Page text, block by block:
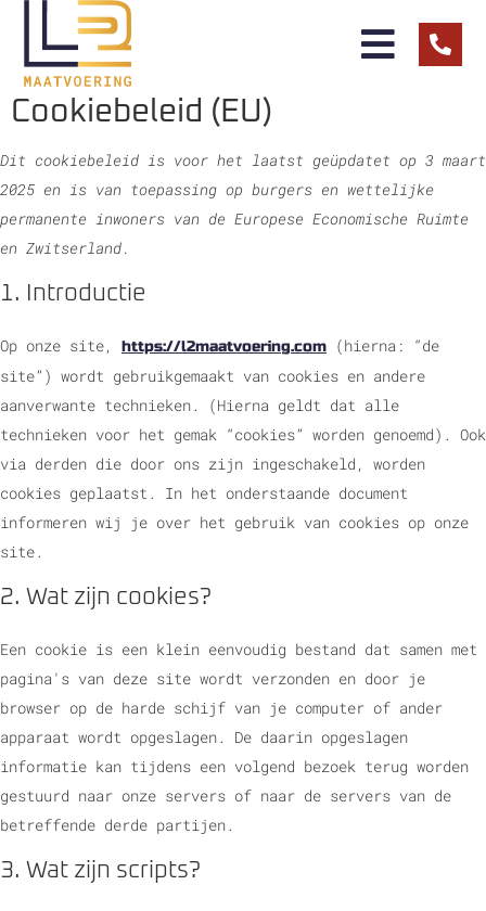
Cookiebeleid (EU)
Dit cookiebeleid is voor het laatst geüpdatet op 3 maart
2025 en is van toepassing op burgers en wettelijke
permanente inwoners van de Europese Economische Ruimte
en Zwitserland.
1. Introductie
Op onze site, https://l2maatvoering.com (hierna: “de
site”) wordt gebruikgemaakt van cookies en andere
aanverwante technieken. (Hierna geldt dat alle
technieken voor het gemak “cookies” worden genoemd). Ook
via derden die door ons zijn ingeschakeld, worden
cookies geplaatst. In het onderstaande document
informeren wij je over het gebruik van cookies op onze
site.
2. Wat zijn cookies?
Een cookie is een klein eenvoudig bestand dat samen met
pagina's van deze site wordt verzonden en door je
browser op de harde schijf van je computer of ander
apparaat wordt opgeslagen. De daarin opgeslagen
informatie kan tijdens een volgend bezoek terug worden
gestuurd naar onze servers of naar de servers van de
betreffende derde partijen.
3. Wat zijn scripts?